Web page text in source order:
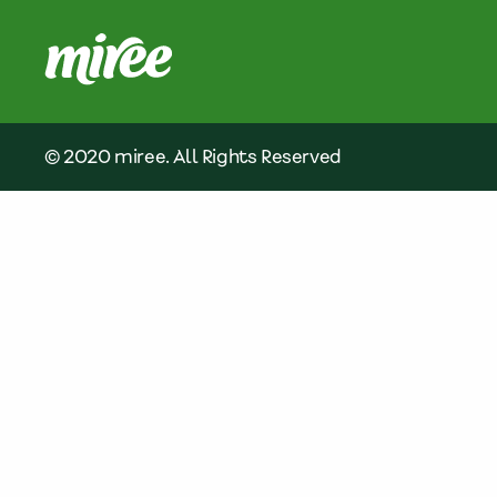
© 2020 miree. All Rights Reserved